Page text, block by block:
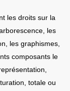
les droits sur la
les
les graphismes,
composants le
totale ou